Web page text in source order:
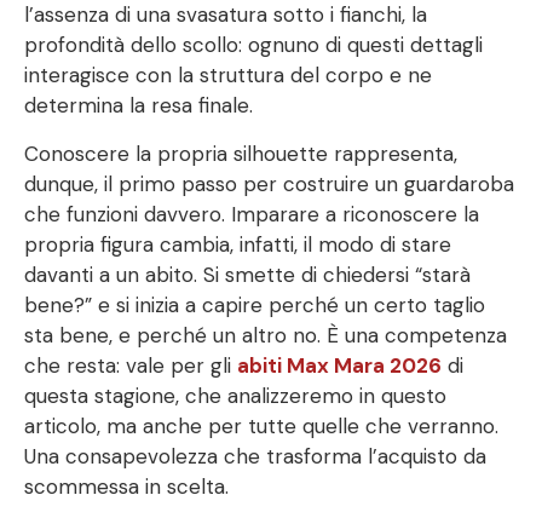
l’assenza di una svasatura sotto i fianchi, la
profondità dello scollo: ognuno di questi dettagli
interagisce con la struttura del corpo e ne
determina la resa finale.
Conoscere la propria silhouette rappresenta,
dunque, il primo passo per costruire un guardaroba
che funzioni davvero. Imparare a riconoscere la
propria figura cambia, infatti, il modo di stare
davanti a un abito. Si smette di chiedersi “starà
bene?” e si inizia a capire perché un certo taglio
sta bene, e perché un altro no. È una competenza
che resta: vale per gli abiti Max Mara 2026 di
questa stagione, che analizzeremo in questo
articolo, ma anche per tutte quelle che verranno.
Una consapevolezza che trasforma l’acquisto da
scommessa in scelta.